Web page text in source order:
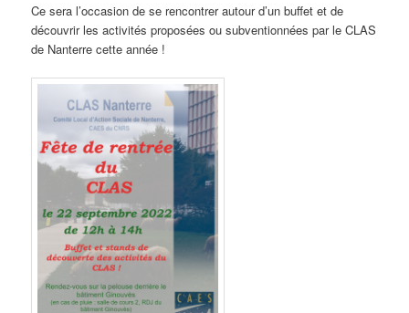
Ce sera l’occasion de se rencontrer autour d’un buffet et de
découvrir les activités proposées ou subventionnées par le CLAS
de Nanterre cette année !